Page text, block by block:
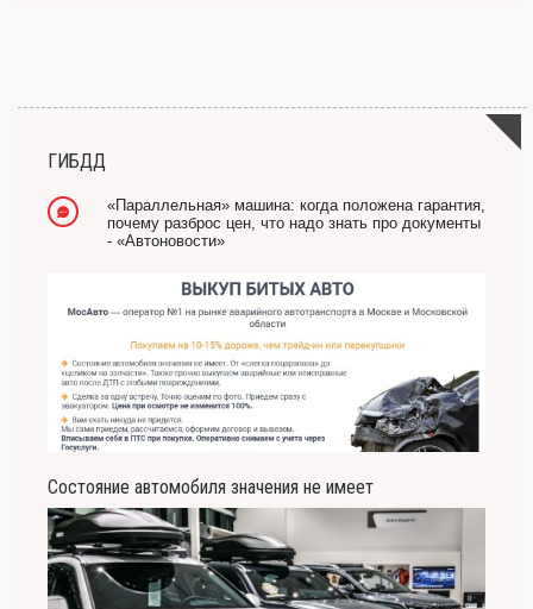
ГИБДД
«Параллельная» машина: когда положена гарантия,
почему разброс цен, что надо знать про документы
- «Автоновости»
Состояние автомобиля значения не имеет